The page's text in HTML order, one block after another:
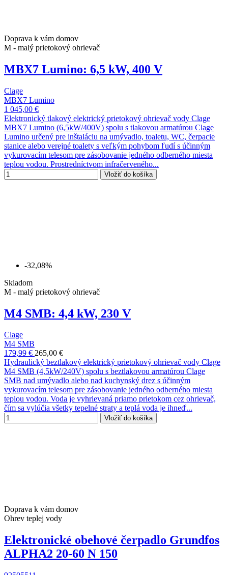
Doprava k vám domov
M - malý prietokový ohrievač
MBX7 Lumino: 6,5 kW, 400 V
Clage
MBX7 Lumino
1 045,00 €
Elektronický tlakový elektrický prietokový ohrievač vody Clage
MBX7 Lumino (6,5kW/400V) spolu s tlakovou armatúrou Clage
Lumino určený pre inštaláciu na umývadlo, toaletu, WC, čerpacie
stanice alebo verejné toalety s veľkým pohybom ľudí s účinným
vykurovacím telesom pre zásobovanie jedného odberného miesta
teplou vodou. Prostredníctvom infračerveného...
Vložiť do košíka
-32,08%
Skladom
M - malý prietokový ohrievač
M4 SMB: 4,4 kW, 230 V
Clage
M4 SMB
179,99 € 265,00 €
Hydraulický beztlakový elektrický prietokový ohrievač vody Clage
M4 SMB (4,5kW/240V) spolu s beztlakovou armatúrou Clage
SMB nad umývadlo alebo nad kuchynský drez s účinným
vykurovacím telesom pre zásobovanie jedného odberného miesta
teplou vodou. Voda je vyhrievaná priamo prietokom cez ohrievač,
čím sa vylúčia všetky tepelné straty a teplá voda je ihneď...
Vložiť do košíka
Doprava k vám domov
Ohrev teplej vody
Elektronické obehové čerpadlo Grundfos
ALPHA2 20-60 N 150